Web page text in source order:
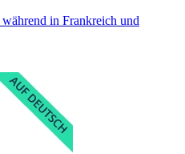
in Frankreich und